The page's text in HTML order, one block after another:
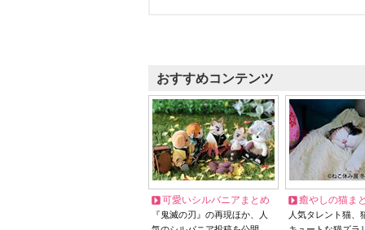
おすすめコンテンツ
可愛いシルバニアまとめ
『鬼滅の刃』の再現ほか、人
癒やしの猫ま
人気タレント猫